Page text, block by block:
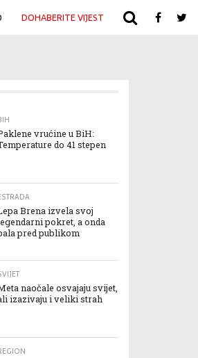
DOHABERITE VIJEST ARHIVA
vrućine u BiH:
do 41 stepen
Brena izvela svoj
pokret, a onda
pred publikom
naočale osvajaju svijet,
izazivaju i veliki strah